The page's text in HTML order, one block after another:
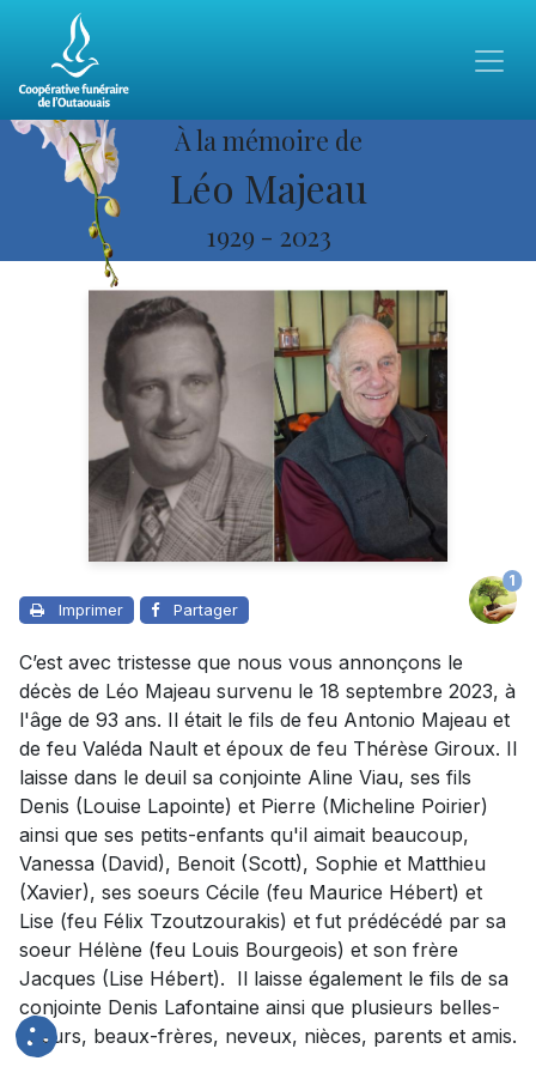
À la mémoire de
Léo Majeau
1929 - 2023
Imprimer Partager
1
C’est avec tristesse que nous vous annonçons le
décès de Léo Majeau survenu le 18 septembre 2023, à
l'âge de 93 ans. Il était le fils de feu Antonio Majeau et
de feu Valéda Nault et époux de feu Thérèse Giroux. Il
laisse dans le deuil sa conjointe Aline Viau, ses fils
Denis (Louise Lapointe) et Pierre (Micheline Poirier)
ainsi que ses petits-enfants qu'il aimait beaucoup,
Vanessa (David), Benoit (Scott), Sophie et Matthieu
(Xavier), ses soeurs Cécile (feu Maurice Hébert) et
Lise (feu Félix Tzoutzourakis) et fut prédécédé par sa
soeur Hélène (feu Louis Bourgeois) et son frère
Jacques (Lise Hébert). Il laisse également le fils de sa
conjointe Denis Lafontaine ainsi que plusieurs belles-
soeurs, beaux-frères, neveux, nièces, parents et amis.